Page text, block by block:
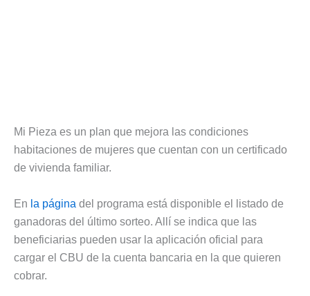
Mi Pieza es un plan que mejora las condiciones
habitaciones de mujeres que cuentan con un certificado
de vivienda familiar.
En la página del programa está disponible el listado de
ganadoras del último sorteo. Allí se indica que las
beneficiarias pueden usar la aplicación oficial para
cargar el CBU de la cuenta bancaria en la que quieren
cobrar.